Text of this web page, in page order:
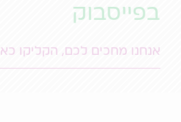
בפייסבוק
אנחנו מחכים לכם, הקליקו כאן